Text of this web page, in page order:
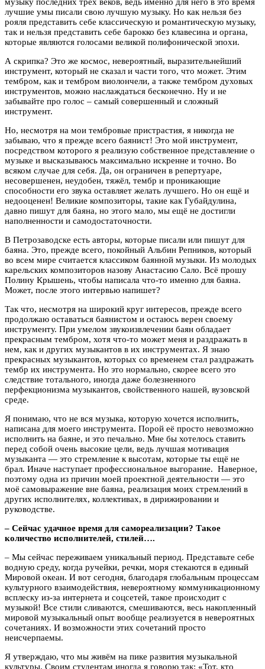
лучшие умы писали свою лучшую музыку. Но как нельзя без
рояля представить себе классическую и романтическую музыку,
так и нельзя представить себе барокко без клавесина и органа,
которые являются голосами великой полифонической эпохи.
А скрипка? Это же космос, невероятный, выразительнейший
инструмент, который не сказал и части того, что может. Этим
тембром, как и тембром виолончели, а также тембром духовых
инструментов, можно наслаждаться бесконечно. Ну и не
забывайте про голос – самый совершенный и сложный
инструмент.
Но, несмотря на мои тембровые пристрастия, я никогда не
забываю, что я прежде всего баянист! Это мой инструмент,
посредством которого я реализую собственное представление о
музыке и высказываюсь максимально искренне и точно. Во
всяком случае для себя. Да, он ограничен в репертуаре,
несовершенен, неудобен, тяжёл, тембр и проникающие
способности его звука оставляет желать лучшего. Но он ещё и
недооценен! Великие композиторы, такие как Губайдулина,
давно пишут для баяна, но этого мало, мы ещё не достигли
наполненности и самодостаточности.
В Петрозаводске есть авторы, которые писали или пишут для
баяна. Это, прежде всего, покойный Альбин Репников, который
во всем мире считается классиком баянной музыки. Из молодых
карельских композиторов назову Анастасию Сало. Всё прошу
Полину Крышень, чтобы написала что-то именно для баяна.
Может, после этого интервью напишет?
Так что, несмотря на широкий круг интересов, прежде всего
продолжаю оставаться баянистом и остаюсь верен своему
инструменту. При умелом звукоизвлечении баян обладает
прекрасным тембром, хотя что-то может меня и раздражать в
нем, как и других музыкантов в их инструментах. Я знаю
прекрасных музыкантов, которых со временем стал раздражать
тембр их инструмента. Но это нормально, скорее всего это
следствие тотального, иногда даже болезненного
перфекционизма музыкантов, свойственного нашей, вузовской
среде.
Я понимаю, что не вся музыка, которую хочется исполнить,
написана для моего инструмента. Порой её просто невозможно
исполнить на баяне, и это печально. Мне бы хотелось ставить
перед собой очень высокие цели, ведь лучшая мотивация
музыканта — это стремление к высотам, которые ты ещё не
брал. Иначе наступает профессиональное выгорание. Наверное,
поэтому одна из причин моей проектной деятельности — это
моё самовыражение вне баяна, реализация моих стремлений в
других исполнителях, коллективах, в дирижировании и
руководстве.
– Сейчас удачное время для самореализации? Такое
количество исполнителей, стилей….
– Мы сейчас переживаем уникальный период. Представьте себе
водную среду, когда ручейки, речки, моря стекаются в единый
Мировой океан. И вот сегодня, благодаря глобальным процессам
культурного взаимодействия, невероятному коммуникационному
всплеску из-за интернета и соцсетей, такое происходит с
музыкой! Все стили сливаются, смешиваются, весь накопленный
мировой музыкальный опыт вообще реализуется в невероятных
сочетаниях. И возможности этих сочетаний просто
неисчерпаемы.
Я утверждаю, что мы живём на пике развития музыкальной
культуры. Своим студентам иногда я говорю так: «Тот, кто